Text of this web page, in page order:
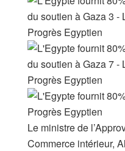
Le ministre de
Commerce intérieur,